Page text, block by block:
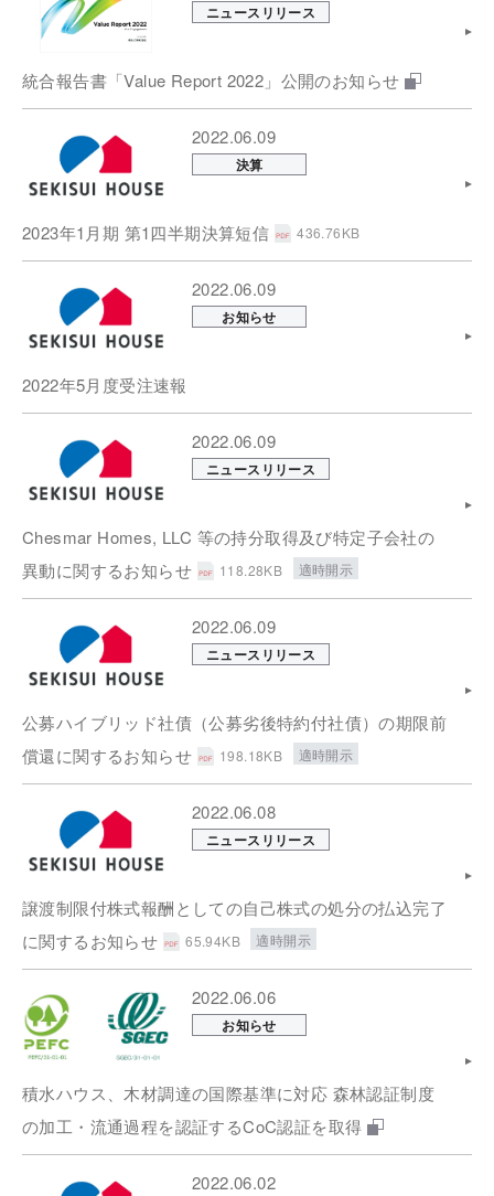
ニュースリリース
統合報告書「Value Report 2022」公開のお知らせ
2022.06.09
決算
2023年1月期 第1四半期決算短信 436.76KB
2022.06.09
お知らせ
2022年5月度受注速報
2022.06.09
ニュースリリース
Chesmar Homes, LLC 等の持分取得及び特定子会社の
異動に関するお知らせ
118.28KB 適時開示
2022.06.09
ニュースリリース
公募ハイブリッド社債（公募劣後特約付社債）の期限前
償還に関するお知らせ
198.18KB 適時開示
2022.06.08
ニュースリリース
譲渡制限付株式報酬としての自己株式の処分の払込完了
に関するお知らせ
65.94KB 適時開示
2022.06.06
お知らせ
積水ハウス、木材調達の国際基準に対応 森林認証制度
の加工・流通過程を認証するCoC認証を取得
2022.06.02